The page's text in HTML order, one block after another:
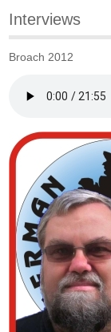
Interviews
Broach 2012